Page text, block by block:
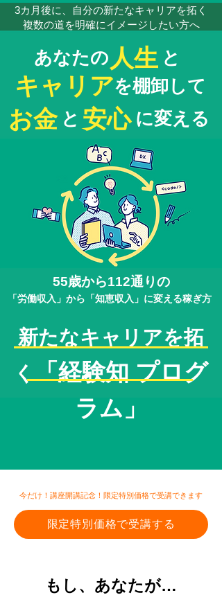
3カ月後に、自分の新たなキャリアを拓く
複数の道を明確にイメージしたい方へ
あなたの 人生 と
キャリアを棚卸して
お金 と 安心 に変える
55歳から112通りの
「労働収入」から「知恵収入」に変える稼ぎ方
新たなキャリアを拓
く「経験知 プログ
ラム」
今だけ！講座開講記念！限定特別価格で受講できます
限定特別価格で受講する
もし、あなたが…